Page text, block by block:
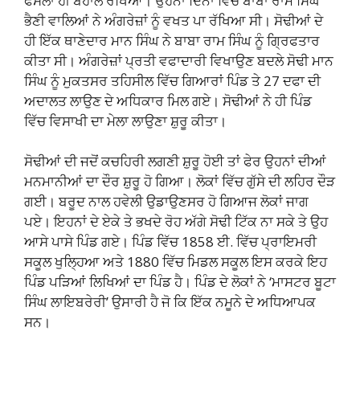
ਭੈਣੀ ਵਾਲਿਆਂ ਨੇ ਅੰਗਰੇਜ਼ਾਂ ਨੂੰ ਵਖਤ ਪਾ ਰੱਖਿਆ ਸੀ। ਸੋਢੀਆਂ ਦੇ
ਹੀ ਇੱਕ ਥਾਣੇਦਾਰ ਮਾਨ ਸਿੰਘ ਨੇ ਬਾਬਾ ਰਾਮ ਸਿੰਘ ਨੂੰ ਗ੍ਰਿਫਤਾਰ
ਕੀਤਾ ਸੀ। ਅੰਗਰੇਜ਼ਾਂ ਪ੍ਰਤੀ ਵਫਾਦਾਰੀ ਵਿਖਾਉਣ ਬਦਲੇ ਸੋਢੀ ਮਾਨ
ਸਿੰਘ ਨੂੰ ਮੁਕਤਸਰ ਤਹਿਸੀਲ ਵਿੱਚ ਗਿਆਰਾਂ ਪਿੰਡ ਤੇ 27 ਦਫਾ ਦੀ
ਅਦਾਲਤ ਲਾਉਣ ਦੇ ਅਧਿਕਾਰ ਮਿਲ ਗਏ। ਸੋਢੀਆਂ ਨੇ ਹੀ ਪਿੰਡ
ਵਿੱਚ ਵਿਸਾਖੀ ਦਾ ਮੇਲਾ ਲਾਉਣਾ ਸ਼ੁਰੂ ਕੀਤਾ।
ਸੋਢੀਆਂ ਦੀ ਜਦੋਂ ਕਚਹਿਰੀ ਲਗਣੀ ਸ਼ੁਰੂ ਹੋਈ ਤਾਂ ਫੇਰ ਉਹਨਾਂ ਦੀਆਂ
ਮਨਮਾਨੀਆਂ ਦਾ ਦੌਰ ਸ਼ੁਰੂ ਹੋ ਗਿਆ। ਲੋਕਾਂ ਵਿੱਚ ਗੁੱਸੇ ਦੀ ਲਹਿਰ ਦੌੜ
ਗਈ। ਬਰੂਦ ਨਾਲ ਹਵੇਲੀ ਉਡਾਉਣਸਰ ਹੋ ਗਿਆਜ ਲੋਕਾਂ ਜਾਗ
ਪਏ। ਇਹਨਾਂ ਦੇ ਏਕੇ ਤੇ ਭਖਦੇ ਰੋਹ ਅੱਗੇ ਸੋਢੀ ਟਿੱਕ ਨਾ ਸਕੇ ਤੇ ਉਹ
ਆਸੇ ਪਾਸੇ ਪਿੰਡ ਗਏ। ਪਿੰਡ ਵਿੱਚ 1858 ਈ. ਵਿੱਚ ਪ੍ਰਾਇਮਰੀ
ਸਕੂਲ ਖੁਲ੍ਹਿਆ ਅਤੇ 1880 ਵਿੱਚ ਮਿਡਲ ਸਕੂਲ ਇਸ ਕਰਕੇ ਇਹ
ਪਿੰਡ ਪੜਿਆਂ ਲਿਖਿਆਂ ਦਾ ਪਿੰਡ ਹੈ। ਪਿੰਡ ਦੇ ਲੋਕਾਂ ਨੇ ‘ਮਾਸਟਰ ਬੂਟਾ
ਸਿੰਘ ਲਾਇਬਰੇਰੀ’ ਉਸਾਰੀ ਹੈ ਜੋ ਕਿ ਇੱਕ ਨਮੂਨੇ ਦੇ ਅਧਿਆਪਕ
ਸਨ।